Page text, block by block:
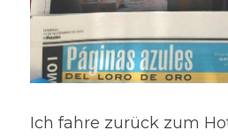
Ich fahre zurück zum